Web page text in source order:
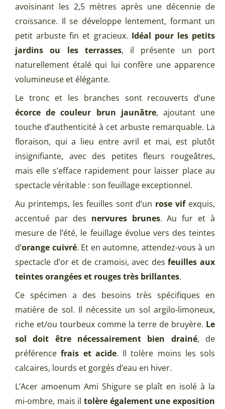
avoisinant les 2,5 mètres après une décennie de
croissance. Il se développe lentement, formant un
petit arbuste fin et gracieux. Idéal pour les petits
jardins ou les terrasses, il présente un port
naturellement étalé qui lui confère une apparence
volumineuse et élégante.
Le tronc et les branches sont recouverts d’une
écorce de couleur brun jaunâtre, ajoutant une
touche d’authenticité à cet arbuste remarquable. La
floraison, qui a lieu entre avril et mai, est plutôt
insignifiante, avec des petites fleurs rougeâtres,
mais elle s’efface rapidement pour laisser place au
spectacle véritable : son feuillage exceptionnel.
Au printemps, les feuilles sont d’un rose vifexquis,
accentué par des nervures brunes. Au fur et à
mesure de l’été, le feuillage évolue vers des teintes
d’orange cuivré. Et en automne, attendez-vous à un
spectacle d’or et de cramoisi, avec desfeuilles aux
teintes orangées et rouges très brillantes.
Ce spécimen a des besoins très spécifiques en
matière de sol. Il nécessite un sol argilo-limoneux,
riche et/ou tourbeux comme la terre de bruyère. Le
sol doit être nécessairement bien drainé, de
préférencefrais et acide. Il tolère moins les sols
calcaires, lourds et gorgés d’eau en hiver.
L’Acer amoenum Ami Shigure se plaît en isolé à la
mi-ombre, mais il tolère également une exposition